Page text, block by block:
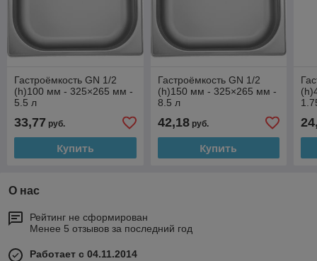
Гастроёмкость GN 1/2
(h)100 мм - 325×265 мм -
5.5 л
33,77 руб.
Купить
Гастроёмкость GN 1/2
(h)150 мм - 325×265 мм -
8.5 л
42,18руб.
Купить
О нас
Рейтинг не сформирован
Менее 5 отзывов за последний год
Работает с 04.11.2014